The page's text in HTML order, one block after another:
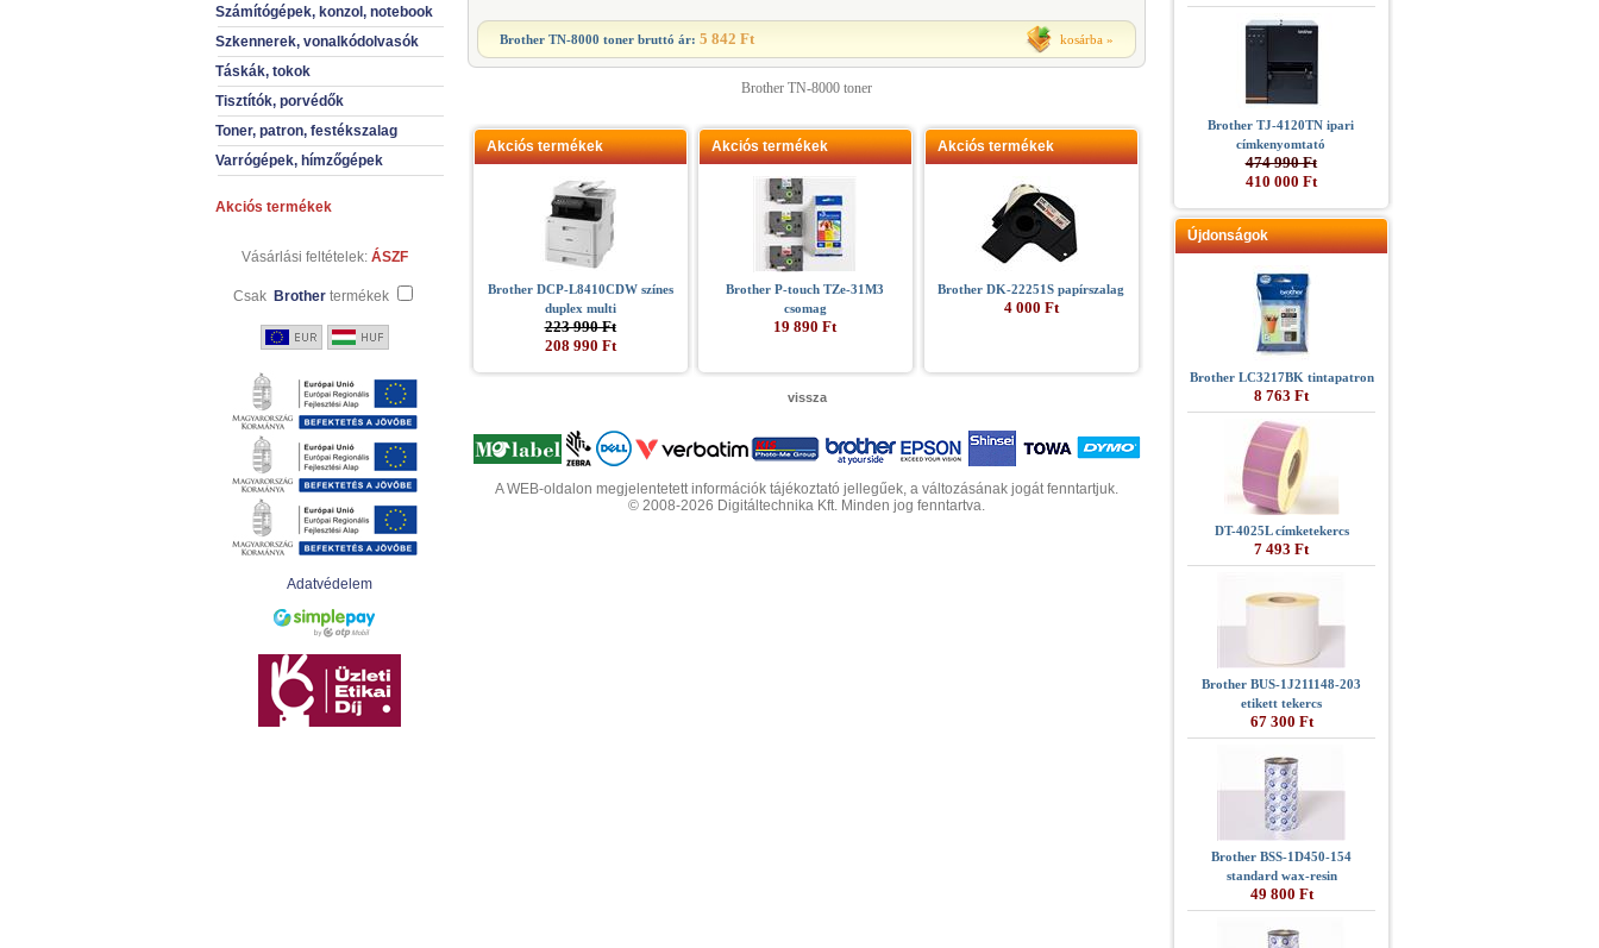
Számítógépek, konzol, notebook
Szkennerek, vonalkódolvasók
Táskák, tokok
Tisztítók, porvédők
Toner, patron, festékszalag
Varrógépek, hímzőgépek
Akciós termékek
Vásárlási feltételek: ÁSZF
Csak Brother termékek
Adatvédelem
Brother TN-8000 toner bruttó ár: 5 842 Ft kosárba »
Brother TN-8000 toner
Akciós termékek
Brother DCP-L8410CDW színes
duplex multi
223 990 Ft
208 990 Ft
Akciós termékek
Brother P-touch TZe-31M3
csomag
19 890 Ft
Akciós termékek
Brother DK-22251S papírszalag
4 000 Ft
vissza
A WEB-oldalon megjelentetett információk tájékoztató jellegűek, a változásának jogát fenntartjuk.
© 2008-2026 Digitáltechnika Kft. Minden jog fenntartva.
Brother TJ-4120TN ipari
címkenyomtató
474 990 Ft
410 000 Ft
Újdonságok
Brother LC3217BK tintapatron
8 763 Ft
DT-4025L címketekercs
7 493 Ft
Brother BUS-1J211148-203
etikett tekercs
67 300 Ft
Brother BSS-1D450-154
standard wax-resin
49 800 Ft